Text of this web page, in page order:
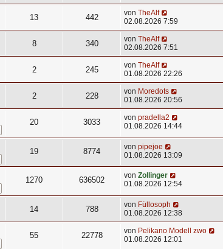
13 442 von TheAlf
02.08.2026 7:59
8 340 von TheAlf
02.08.2026 7:51
2 245 von TheAlf
01.08.2026 22:26
2 228 von Moredots
01.08.2026 20:56
20 3033 von pradella2
01.08.2026 14:44
19 8774 von pipejoe
01.08.2026 13:09
1270 636502 von Zollinger
01.08.2026 12:54
14 788 von Füllosoph
01.08.2026 12:38
55 22778 von Pelikano Modell zwo
01.08.2026 12:01